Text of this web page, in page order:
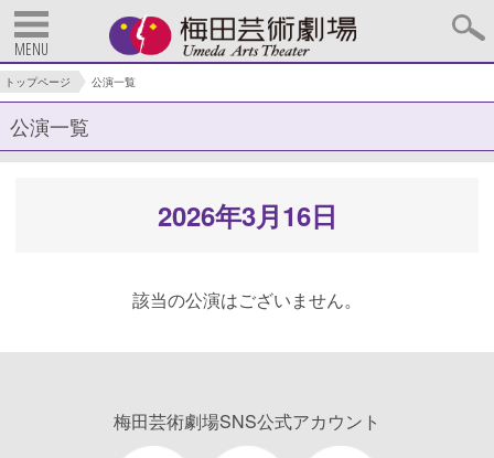
MENU
トップページ 公演一覧
公演一覧
2026年3月16日
該当の公演はございません。
梅田芸術劇場SNS公式アカウント